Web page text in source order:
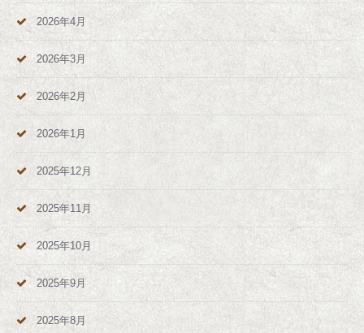
2026年4月
2026年3月
2026年2月
2026年1月
2025年12月
2025年11月
2025年10月
2025年9月
2025年8月